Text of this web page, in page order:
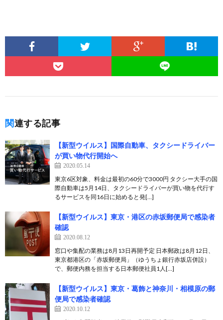
関連する記事
【新型ウイルス】国際自動車、タクシードライバー
が買い物代行開始へ
2020.05.14
東京6区対象、料金は最初の60分で3000円 タクシー大手の国
際自動車は5月14日、タクシードライバーが買い物を代行す
るサービスを同16日に始めると発[…]
【新型ウイルス】東京・港区の赤坂郵便局で感染者
確認
2020.08.12
窓口や集配の業務は8月13日再開予定 日本郵政は8月12日、
東京都港区の「赤坂郵便局」（ゆうちょ銀行赤坂店併設）
で、郵便内務を担当する日本郵便社員1人[…]
【新型ウイルス】東京・葛飾と神奈川・相模原の郵
便局で感染者確認
2020.10.12